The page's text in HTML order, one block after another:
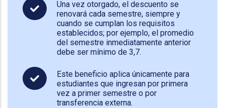
Una vez otorgado, el descuento se
renovará cada semestre, siempre y
cuando se cumplan los requisitos
establecidos; por ejemplo, el promedio
del semestre inmediatamente anterior
debe ser mínimo de 3,7.
Este beneficio aplica únicamente para
estudiantes que ingresan por primera
vez a primer semestre o por
transferencia externa.